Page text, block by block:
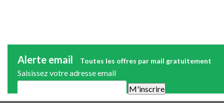
Alerte email Toutes les offres par mail gratuitement
Saisissez votre adresse email